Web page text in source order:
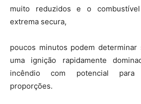
muito reduzidos e o
extrema secura,
poucos minutos podem determinar
uma ignição rapidamente
incêndio com potencial para
proporções.